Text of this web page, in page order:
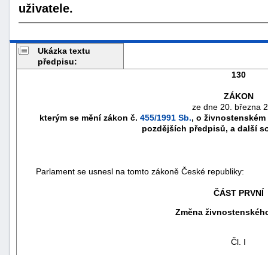
uživatele.
Ukázka textu
předpisu:
130
ZÁKON
ze dne 20. března
kterým se mění zákon č. 455/1991 Sb., o
pozdějších předpisů, a další
Parlament se usnesl na tomto zákoně České republiky:
ČÁST PRVNÍ
Změna
Čl. I
náhrady